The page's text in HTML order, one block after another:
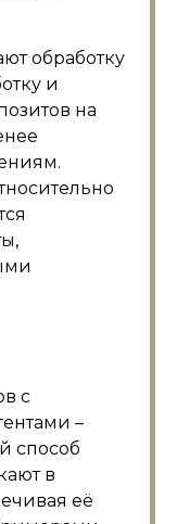
обработку
и
на
с
–
способ
в
её